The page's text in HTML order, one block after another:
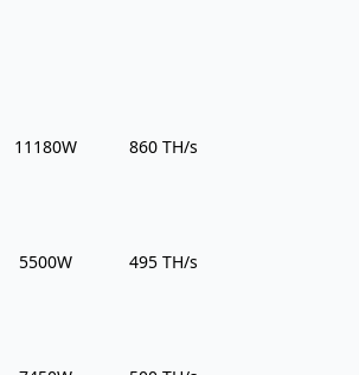
Power Usage
11180W Hashrate
860 TH/s
Power Usage
5500W Hashrate
495 TH/s